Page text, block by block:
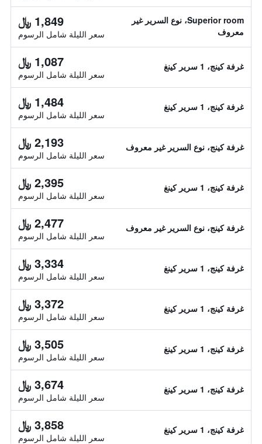
Superior room، نوع السرير غير
معروف
1,849 ﷼
سعر الليلة شامل الرسوم
غرفة كينج، 1 سرير كينغ 1,087 ﷼
سعر الليلة شامل الرسوم
غرفة كينج، 1 سرير كينغ 1,484 ﷼
سعر الليلة شامل الرسوم
غرفة كينج، نوع السرير غير معروف 2,193 ﷼
سعر الليلة شامل الرسوم
غرفة كينج، 1 سرير كينغ 2,395 ﷼
سعر الليلة شامل الرسوم
غرفة كينج، نوع السرير غير معروف 2,477 ﷼
سعر الليلة شامل الرسوم
غرفة كينج، 1 سرير كينغ 3,334 ﷼
سعر الليلة شامل الرسوم
غرفة كينج، 1 سرير كينغ 3,372 ﷼
سعر الليلة شامل الرسوم
غرفة كينج، 1 سرير كينغ 3,505 ﷼
سعر الليلة شامل الرسوم
غرفة كينج، 1 سرير كينغ 3,674 ﷼
سعر الليلة شامل الرسوم
غرفة كينج، 1 سرير كينغ 3,858 ﷼
سعر الليلة شامل الرسوم